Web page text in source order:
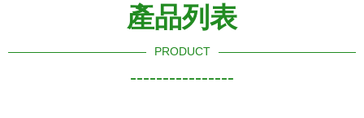
產品列表
PRODUCT
----------------